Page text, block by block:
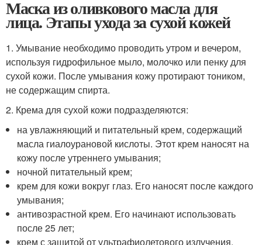
Маска из оливкового масла для
лица. Этапы ухода за сухой кожей
1. Умывание необходимо проводить утром и вечером,
используя гидрофильное мыло, молочко или пенку для
сухой кожи. После умывания кожу протирают тоником,
не содержащим спирта.
2. Крема для сухой кожи подразделяются:
на увлажняющий и питательный крем, содержащий
масла гиалоурановой кислоты. Этот крем наносят на
кожу после утреннего умывания;
ночной питательный крем;
крем для кожи вокруг глаз. Его наносят после каждого
умывания;
антивозрастной крем. Его начинают использовать
после 25 лет;
крем с защитой от ультрафиолетового излучения.